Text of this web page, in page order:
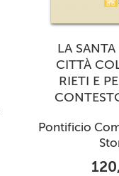
LA
CITTÀ
RIETI E
Pontificio